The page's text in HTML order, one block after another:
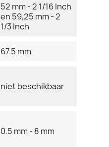
52 mm - 2 1/16 Inch
en 59,25 mm - 2
1/3 Inch
67.5 mm
niet beschikbaar
0.5 mm - 8 mm